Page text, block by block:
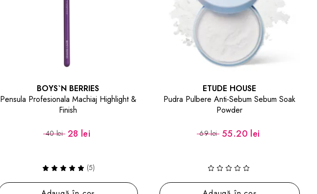
BOYS`N BERRIES
Pensula Profesionala Machiaj Highlight &
Finish
40 lei 28 lei
(5)
ETUDE HOUSE
Pudra Pulbere Anti-Sebum Sebum Soak
Powder
69 lei 55.20 lei